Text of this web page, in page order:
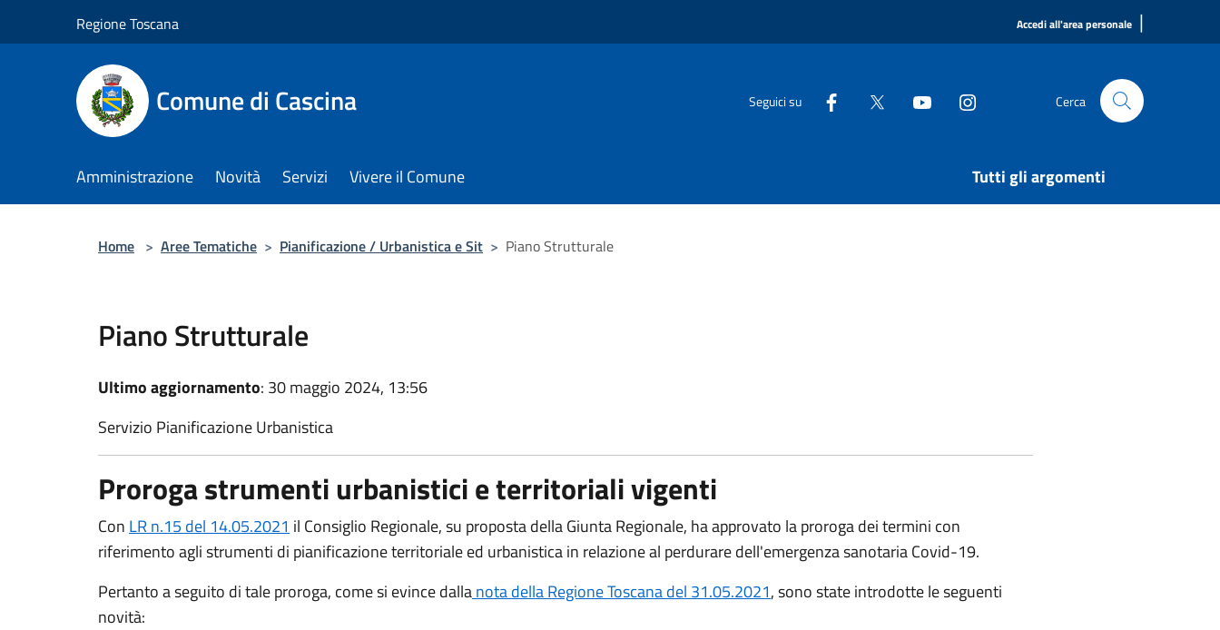
Regione Toscana Accedi all'area personale |
Comune di Cascina Seguici su Cerca
Amministrazione Novità Servizi Vivere il Comune Tutti gli argomenti
Home > Aree Tematiche > Pianificazione / Urbanistica e Sit > Piano Strutturale
Piano Strutturale
Ultimo aggiornamento: 30 maggio 2024, 13:56
Servizio Pianificazione Urbanistica
Proroga strumenti urbanistici e territoriali vigenti
Con LR n.15 del 14.05.2021 il Consiglio Regionale, su proposta della Giunta Regionale, ha approvato la proroga dei termini con
riferimento agli strumenti di pianificazione territoriale ed urbanistica in relazione al perdurare dell'emergenza sanotaria Covid-19.
Pertanto a seguito di tale proroga, come si evince dallanota della Regione Toscana del 31.05.2021, sono state introdotte le seguenti
novità: